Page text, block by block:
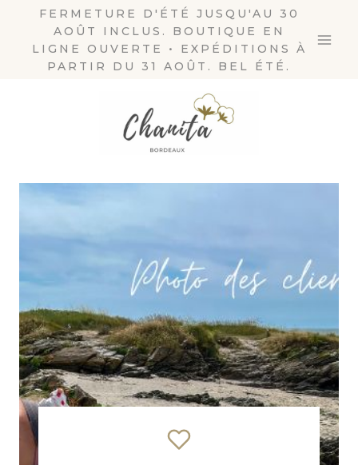
FERMETURE D'ÉTÉ JUSQU'AU 30
AOÛT INCLUS. BOUTIQUE EN
LIGNE OUVERTE • EXPÉDITIONS À
PARTIR DU 31 AOÛT. BEL ÉTÉ.